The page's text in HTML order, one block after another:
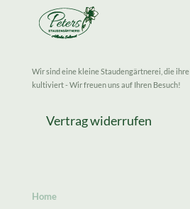
Wir sind eine kleine Staudengärtnerei, die
kultiviert - Wir freuen uns auf Ihren Besuch!
Vertrag widerrufen
Home